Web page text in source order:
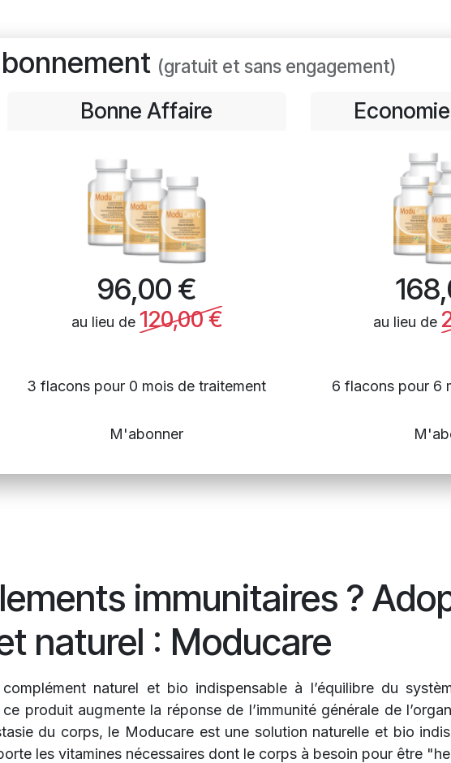
(gratuit et sans engagement)
Bonne Affaire
96,00 €
au lieu de 120,00€
3 flacons pour 0 mois de traitement
M'abonner
au lieu de
6 flacons pour 6
immunitaires ?
naturel : Moducare
naturel et bio indispensable à l’équilibre du
produit augmente la réponse de l’immunité générale de
du corps, le Moducare est une solution naturelle et bio
les vitamines nécessaires dont le corps à besoin pour être